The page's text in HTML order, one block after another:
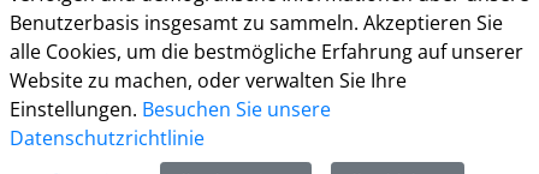
Bürgerbüro
Montag 8.00 - 16.00 Uhr
Dienstag 8.00 - 16.00 Uhr
Mittwoch 7.00 - 12.30 Uhr
Donnerstag 9.00 - 18.00 Uhr
Freitag 8.00 - 12.30 Uhr
Benutzerbasis insgesamt zu sammeln. Akzeptieren Sie
alle Cookies, um die bestmögliche Erfahrung auf unserer
Website zu machen, oder verwalten Sie Ihre
Einstellungen. Besuchen Sie unsere
Datenschutzrichtlinie